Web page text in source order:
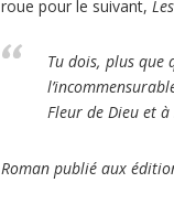
roue pour le suivant,
Tu dois, plus que
Fleur de Dieu et
Roman publié aux